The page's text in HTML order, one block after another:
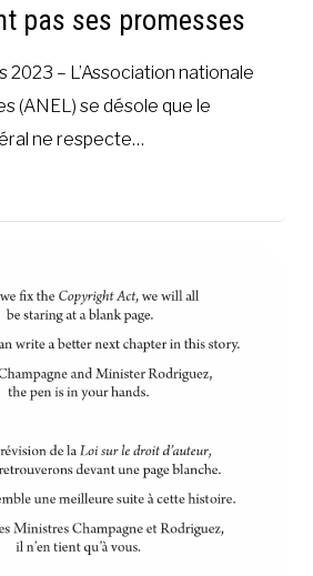
pas ses promesses
2023 – L’Association nationale
(ANEL) se désole que le
ne respecte…